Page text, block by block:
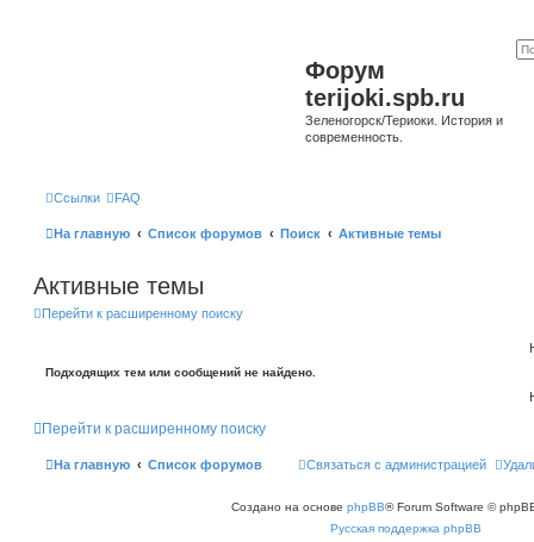
Форум
terijoki.spb.ru
Зеленогорск/Териоки. История и
современность.
Ссылки FAQ
На главную Список форумов Поиск Активные темы
Активные темы
Перейти к расширенному поиску
Подходящих тем или сообщений не найдено.
Перейти к расширенному поиску
На главную Список форумов Связаться с администрацией
Создано на основе phpBB® Forum Software ©
Русская поддержка phpBB